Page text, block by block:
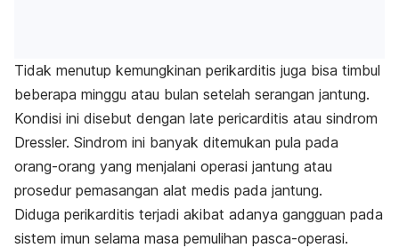
Tidak menutup kemungkinan perikarditis juga bisa timbul
beberapa minggu atau bulan setelah serangan jantung.
Kondisi ini disebut dengan late pericarditis atau sindrom
Dressler. Sindrom ini banyak ditemukan pula pada
orang-orang yang menjalani operasi jantung atau
prosedur pemasangan alat medis pada jantung.
Diduga perikarditis terjadi akibat adanya gangguan pada
sistem imun selama masa pemulihan pasca-operasi.